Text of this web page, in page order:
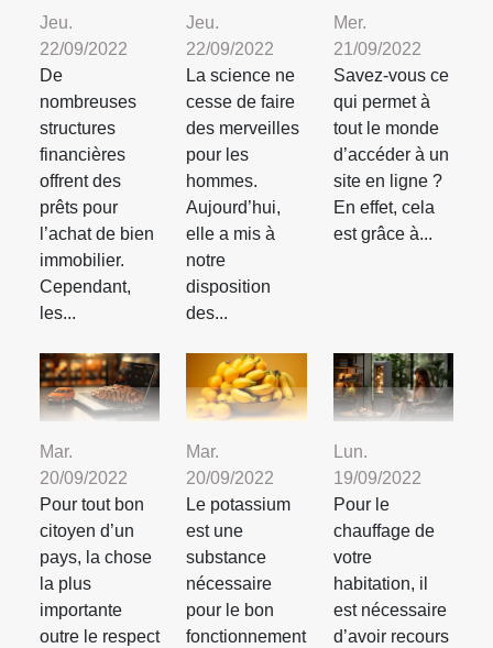
Jeu.
22/09/2022
De
nombreuses
structures
financières
offrent des
prêts pour
l’achat de bien
immobilier.
Cependant,
les...
Jeu.
22/09/2022
La science ne
cesse de faire
des merveilles
pour les
hommes.
Aujourd’hui,
elle a mis à
notre
disposition
des...
Mer.
21/09/2022
Savez-vous ce
qui permet à
tout le monde
d’accéder à un
site en ligne ?
En effet, cela
est grâce à...
Mar.
20/09/2022
Pour tout bon
citoyen d’un
pays, la chose
la plus
importante
outre le respect
Mar.
20/09/2022
Le potassium
est une
substance
nécessaire
pour le bon
fonctionnement
Lun.
19/09/2022
Pour le
chauffage de
votre
habitation, il
est nécessaire
d’avoir recours